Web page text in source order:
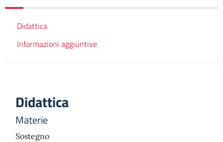
Didattica
Informazioni aggiuntive
Didattica
Materie
Sostegno